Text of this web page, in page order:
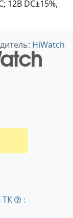
12В DC±15%,
HiWatch
цену
ТК
: